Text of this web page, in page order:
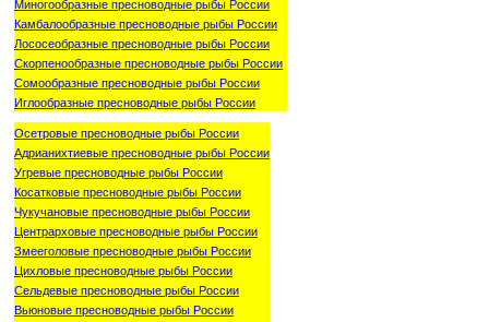
Миногообразные пресноводные рыбы России
Камбалообразные пресноводные рыбы России
Лососеобразные пресноводные рыбы России
Скорпенообразные пресноводные рыбы России
Сомообразные пресноводные рыбы России
Иглообразные пресноводные рыбы России
Осетровые пресноводные рыбы России
Адрианихтиевые пресноводные рыбы России
Угревые пресноводные рыбы России
Косатковые пресноводные рыбы России
Чукучановые пресноводные рыбы России
Центрарховые пресноводные рыбы России
Змееголовые пресноводные рыбы России
Цихловые пресноводные рыбы России
Сельдевые пресноводные рыбы России
Вьюновые пресноводные рыбы России